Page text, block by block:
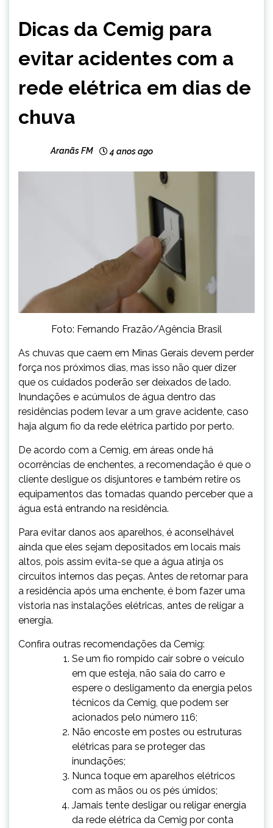
MINAS
NOTÍCIAS
Dicas da Cemig para
evitar acidentes com a
rede elétrica em dias de
chuva
Aranãs FM 4 anos ago
Foto: Fernando Frazão/Agência Brasil
As chuvas que caem em Minas Gerais devem perder
força nos próximos dias, mas isso não quer dizer
que os cuidados poderão ser deixados de lado.
Inundações e acúmulos de água dentro das
residências podem levar a um grave acidente, caso
haja algum fio da rede elétrica partido por perto.
De acordo com a Cemig, em áreas onde há
ocorrências de enchentes, a recomendação é que o
cliente desligue os disjuntores e também retire os
equipamentos das tomadas quando perceber que a
água está entrando na residência.
Para evitar danos aos aparelhos, é aconselhável
ainda que eles sejam depositados em locais mais
altos, pois assim evita-se que a água atinja os
circuitos internos das peças. Antes de retornar para
a residência após uma enchente, é bom fazer uma
vistoria nas instalações elétricas, antes de religar a
energia.
Confira outras recomendações da Cemig:
Se um fio rompido cair sobre o veículo
em que esteja, não saia do carro e
espere o desligamento da energia pelos
técnicos da Cemig, que podem ser
acionados pelo número 116;
Não encoste em postes ou estruturas
elétricas para se proteger das
inundações;
Nunca toque em aparelhos elétricos
com as mãos ou os pés úmidos;
Jamais tente desligar ou religar energia
da rede elétrica da Cemig por conta